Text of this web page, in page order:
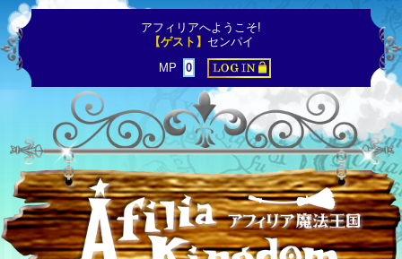
アフィリアへようこそ!
【ゲスト】 センパイ
MP
0